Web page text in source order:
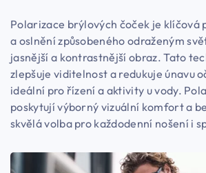
Polarizace brýlových čoček je klíčová
a oslnění způsobeného odraženým
jasnější a kontrastnější obraz. Tato
zlepšuje viditelnost a redukuje únavu
ideální pro řízení a aktivity u vody.
poskytují výborný vizuální komfort a
skvělá volba pro každodenní nošení i